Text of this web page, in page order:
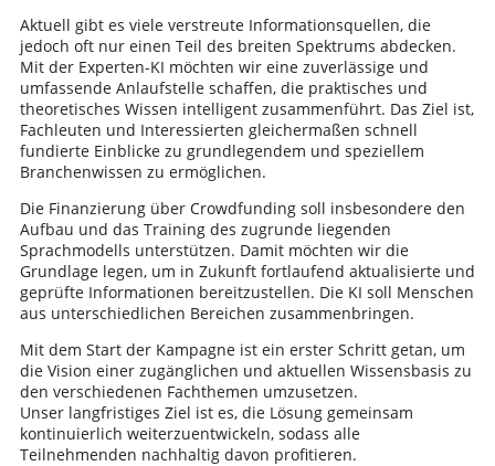
Aktuell gibt es viele verstreute Informationsquellen, die
jedoch oft nur einen Teil des breiten Spektrums abdecken.
Mit der Experten-KI möchten wir eine zuverlässige und
umfassende Anlaufstelle schaffen, die praktisches und
theoretisches Wissen intelligent zusammenführt. Das Ziel ist,
Fachleuten und Interessierten gleichermaßen schnell
fundierte Einblicke zu grundlegendem und speziellem
Branchenwissen zu ermöglichen.
Die Finanzierung über Crowdfunding soll insbesondere den
Aufbau und das Training des zugrunde liegenden
Sprachmodells unterstützen. Damit möchten wir die
Grundlage legen, um in Zukunft fortlaufend aktualisierte und
geprüfte Informationen bereitzustellen. Die KI soll Menschen
aus unterschiedlichen Bereichen zusammenbringen.
Mit dem Start der Kampagne ist ein erster Schritt getan, um
die Vision einer zugänglichen und aktuellen Wissensbasis zu
den verschiedenen Fachthemen umzusetzen.
Unser langfristiges Ziel ist es, die Lösung gemeinsam
kontinuierlich weiterzuentwickeln, sodass alle
Teilnehmenden nachhaltig davon profitieren.